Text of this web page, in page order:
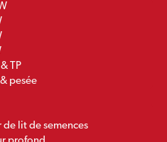
TP
pesée
de lit de semences